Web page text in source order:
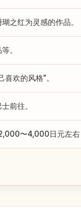
之红为灵感的作品。
。
欢的风格”。
前往。
〜4,000日元左右